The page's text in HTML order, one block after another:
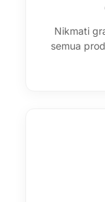
Nikmati
semua